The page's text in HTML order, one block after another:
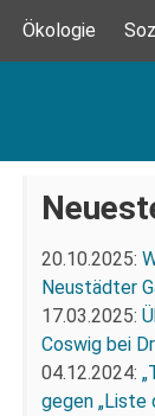
Ökologie
20.10.2025:
Neustädter
17.03.2025:
Coswig bei
04.12.2024:
gegen „Liste